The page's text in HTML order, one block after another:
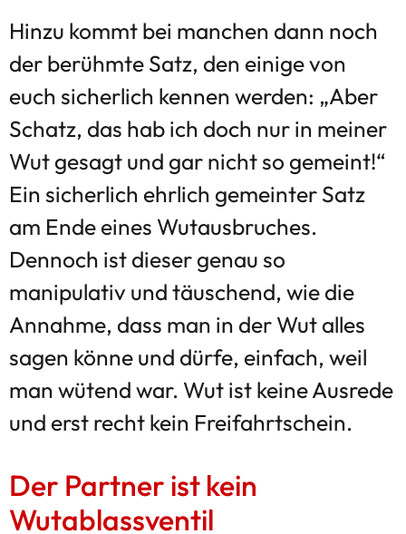
Hinzu kommt bei manchen dann noch
der berühmte Satz, den einige von
euch sicherlich kennen werden: „Aber
Schatz, das hab ich doch nur in meiner
Wut gesagt und gar nicht so gemeint!“
Ein sicherlich ehrlich gemeinter Satz
am Ende eines Wutausbruches.
Dennoch ist dieser genau so
manipulativ und täuschend, wie die
Annahme, dass man in der Wut alles
sagen könne und dürfe, einfach, weil
man wütend war. Wut ist keine Ausrede
und erst recht kein Freifahrtschein.
Der Partner ist kein
Wutablassventil